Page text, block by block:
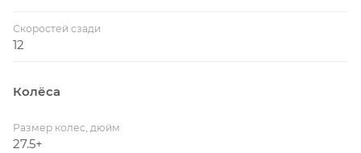
Скоростей сзади
12
Колёса
Размер колес, дюйм
27.5+